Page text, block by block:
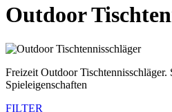
Outdoor
Freizeit Outdoor Tischtennisschläger.
Spieleigenschaften
FILTER